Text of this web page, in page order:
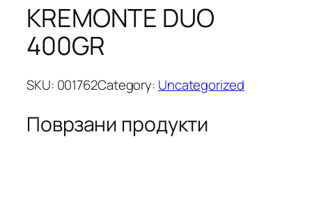
KREMONTE DUO
400GR
SKU: 001762Category: Uncategorized
Поврзани продукти